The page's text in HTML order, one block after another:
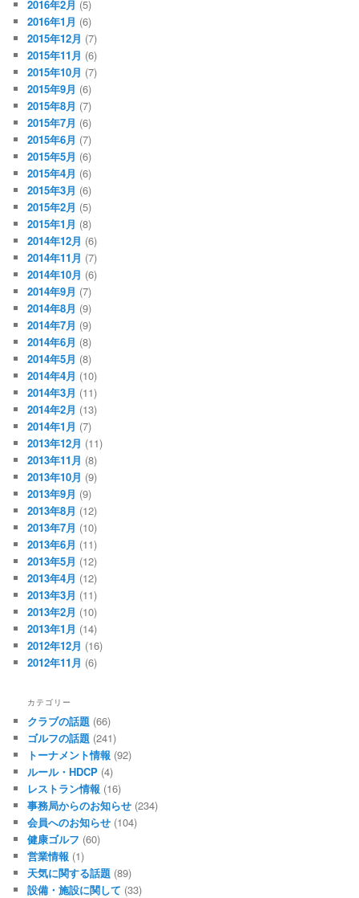
2016年2月 (5)
2016年1月 (6)
2015年12月 (7)
2015年11月 (6)
2015年10月 (7)
2015年9月 (6)
2015年8月 (7)
2015年7月 (6)
2015年6月 (7)
2015年5月 (6)
2015年4月 (6)
2015年3月 (6)
2015年2月 (5)
2015年1月 (8)
2014年12月 (6)
2014年11月 (7)
2014年10月 (6)
2014年9月 (7)
2014年8月 (9)
2014年7月 (9)
2014年6月 (8)
2014年5月 (8)
2014年4月 (10)
2014年3月 (11)
2014年2月 (13)
2014年1月 (7)
2013年12月 (11)
2013年11月 (8)
2013年10月 (9)
2013年9月 (9)
2013年8月 (12)
2013年7月 (10)
2013年6月 (11)
2013年5月 (12)
2013年4月 (12)
2013年3月 (11)
2013年2月 (10)
2013年1月 (14)
2012年12月 (16)
2012年11月 (6)
カテゴリー
クラブの話題 (66)
ゴルフの話題 (241)
トーナメント情報 (92)
ルール・HDCP (4)
レストラン情報 (16)
事務局からのお知らせ (234)
会員へのお知らせ (104)
健康ゴルフ (60)
営業情報 (1)
天気に関する話題 (89)
設備・施設に関して (33)